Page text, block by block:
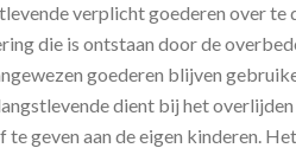
verplicht goederen over te
die is ontstaan door de
goederen blijven
dient bij het overlijden
geven aan de eigen kinderen.